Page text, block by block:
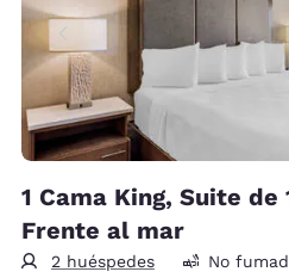
1 Cama King, Suite de
Frente al mar
2 huéspedes
No